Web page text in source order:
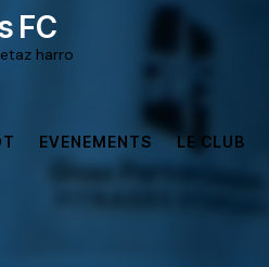
FC
harro
EVENEMENTS LE CLUB